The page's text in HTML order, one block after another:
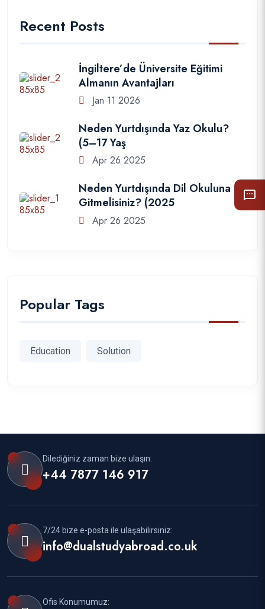
Recent Posts
İngiltere’de Üniversite Eğitimi
Almanın Avantajları
Jan 11 2026
Neden Yurtdışında Yaz Okulu?
(5–17 Yaş
Apr 26 2025
Neden Yurtdışında Dil Okuluna
Gitmelisiniz? (2025
Apr 26 2025
Popular Tags
Education Solution
Dilediğiniz zaman bize ulaşın:
+44 7877 146 917
7/24 bize e-posta ile ulaşabilirsiniz:
info@dualstudyabroad.co.uk
Ofis Konumumuz: